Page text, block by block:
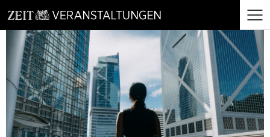
zum
Seiteninhalt
zum
Footer-
Menü
Menü
öffnen